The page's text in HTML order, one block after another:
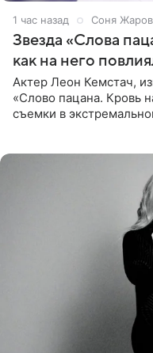
1 час назад Соня
Звезда «Слова
как на него
Актер Леон Кемстач,
«Слово пацана. Кровь
съемки в